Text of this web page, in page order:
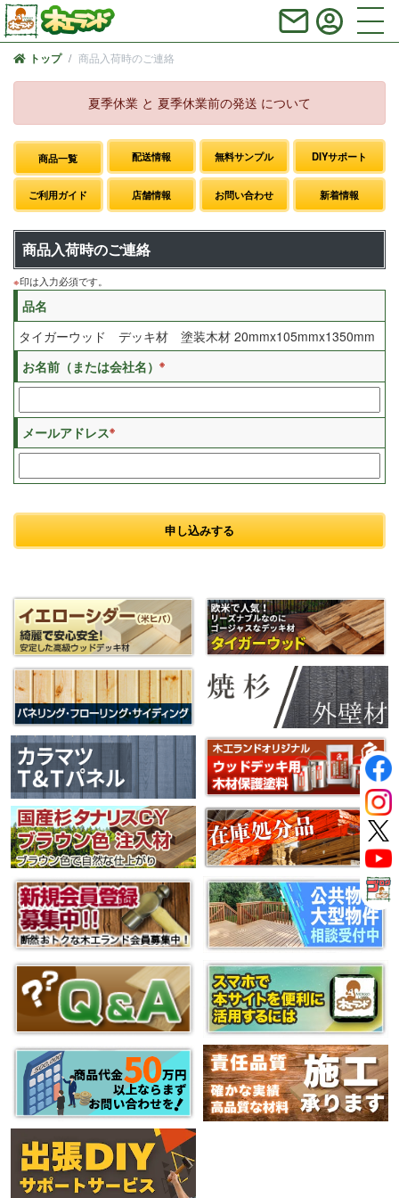
トップ 商品入荷時のご連絡
夏季休業 と 夏季休業前の発送 について
商品一覧 配送情報 無料サンプル DIYサポート
ご利用ガイド 店舗情報 お問い合わせ 新着情報
商品入荷時のご連絡
※印は入力必須です。
品名
タイガーウッド デッキ材 塗装木材 20mmx105mmx1350mm
お名前（または会社名） ※
メールアドレス※